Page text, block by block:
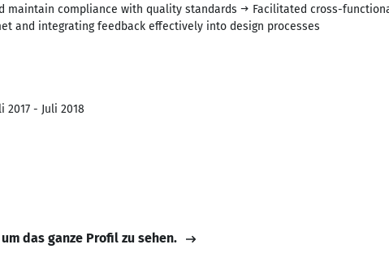
maintain compliance with quality standards → Facilitated cross-
and integrating feedback effectively into design processes
2017 - Juli 2018
das ganze Profil zu sehen.